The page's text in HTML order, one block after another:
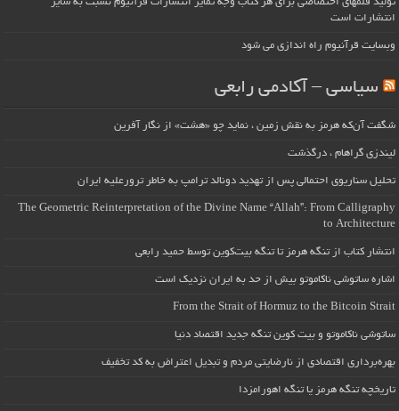
تولید قلمهای اختصاصی برای هر کتاب وجه تمایز انتشارات قرآنیوم نسبت به سایر
انتشارات است
وبسایت قرآنیوم راه اندازی می شود
سیاسی – آکادمی رابعی
شگفت آن‌که هرمز به نقش زمین ، نماید چو «هشت» از نگار آفرین
لیندزی گراهام ، درگذشت
تحلیل سناریوی احتمالی پس از تهدید دونالد ترامپ به خاطر ترورعلیه ایران
The Geometric Reinterpretation of the Divine Name “Allah”: From Calligraphy
to Architecture
انتشار کتاب از تنگه هرمز تا تنگه بیت‌کوین توسط حمید رابعی
اشاره ساتوشی ناکاموتو بیش از حد به ایران نزدیک است
From the Strait of Hormuz to the Bitcoin Strait
ساتوشی ناکاموتو و بیت کوین تنگه جدید اقتصاد دنیا
بهره‌برداری اقتصادی از نارضایتی مردم و تبدیل اعتراض به کد تخفیف
تاریخچه تنگه هرمز یا تنگه اهورامزدا